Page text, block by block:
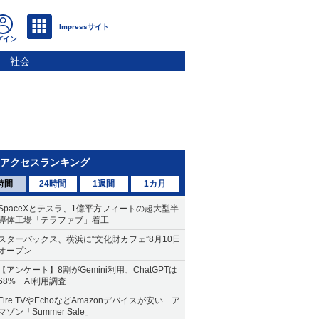
社会
アクセスランキング
間 24時間 1週間 1カ月
とテスラ、1億平方フィートの超大型半
体工場「テラファブ」着工
ターバックス、横浜に“文化財カフェ”8月10日
ープン
アンケート】8割がGemini利用、ChatGPTは
AI利用調査
TVやEchoなどAmazonデバイスが安い ア
ゾン「Summer Sale」